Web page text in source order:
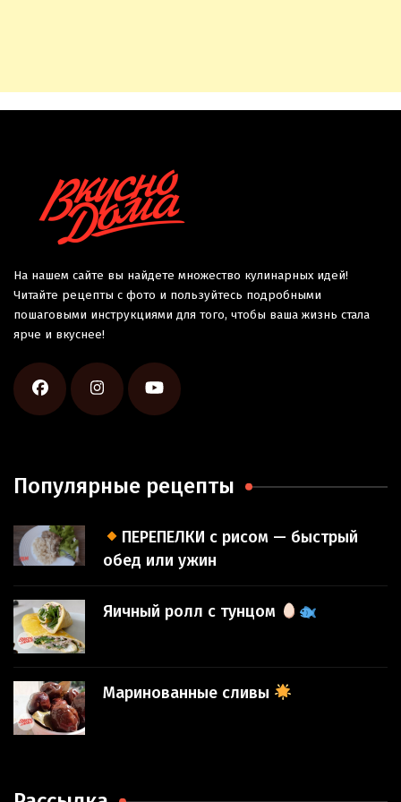
На нашем сайте вы найдете множество кулинарных идей!
Читайте рецепты с фото и пользуйтесь подробными
пошаговыми инструкциями для того, чтобы ваша жизнь стала
ярче и вкуснее!
Популярные рецепты
ПЕРЕПЕЛКИ с рисом — быстрый
обед или ужин
Яичный ролл с тунцом
Маринованные сливы